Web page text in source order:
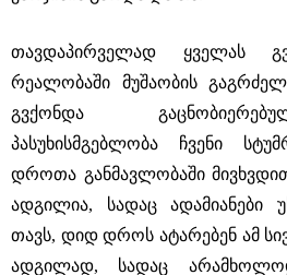
თავდაპირველად ყველას
რეალობაში მუშაობის
გვქონდა
პასუხისმგებლობა ჩვენი
დროთა განმავლობაში
ადგილია, სადაც ადამიანები
თავს, დიდ დროს ატარებენ ამ
ადგილად, სადაც